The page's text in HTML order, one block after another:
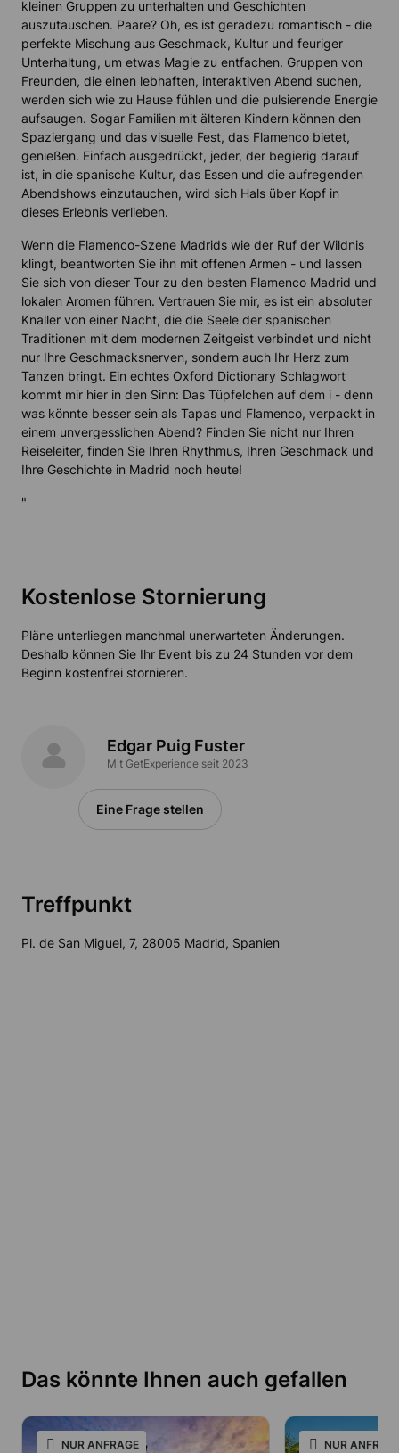
kleinen Gruppen zu unterhalten und Geschichten
auszutauschen. Paare? Oh, es ist geradezu romantisch - die
perfekte Mischung aus Geschmack, Kultur und feuriger
Unterhaltung, um etwas Magie zu entfachen. Gruppen von
Freunden, die einen lebhaften, interaktiven Abend suchen,
werden sich wie zu Hause fühlen und die pulsierende Energie
aufsaugen. Sogar Familien mit älteren Kindern können den
Spaziergang und das visuelle Fest, das Flamenco bietet,
genießen. Einfach ausgedrückt, jeder, der begierig darauf
ist, in die spanische Kultur, das Essen und die aufregenden
Abendshows einzutauchen, wird sich Hals über Kopf in
dieses Erlebnis verlieben.
Wenn die Flamenco-Szene Madrids wie der Ruf der Wildnis
klingt, beantworten Sie ihn mit offenen Armen - und lassen
Sie sich von dieser Tour zu den besten Flamenco Madrid und
lokalen Aromen führen. Vertrauen Sie mir, es ist ein absoluter
Knaller von einer Nacht, die die Seele der spanischen
Traditionen mit dem modernen Zeitgeist verbindet und nicht
nur Ihre Geschmacksnerven, sondern auch Ihr Herz zum
Tanzen bringt. Ein echtes Oxford Dictionary Schlagwort
kommt mir hier in den Sinn: Das Tüpfelchen auf dem i - denn
was könnte besser sein als Tapas und Flamenco, verpackt in
einem unvergesslichen Abend? Finden Sie nicht nur Ihren
Reiseleiter, finden Sie Ihren Rhythmus, Ihren Geschmack und
Ihre Geschichte in Madrid noch heute!
"
Kostenlose Stornierung
Pläne unterliegen manchmal unerwarteten Änderungen.
Deshalb können Sie Ihr Event bis zu 24 Stunden vor dem
Beginn kostenfrei stornieren.
Edgar Puig Fuster
Mit GetExperience seit 2023
Eine Frage stellen
Treffpunkt
Pl. de San Miguel, 7, 28005 Madrid, Spanien
Das könnte Ihnen auch gefallen
NUR ANFRAGE NUR